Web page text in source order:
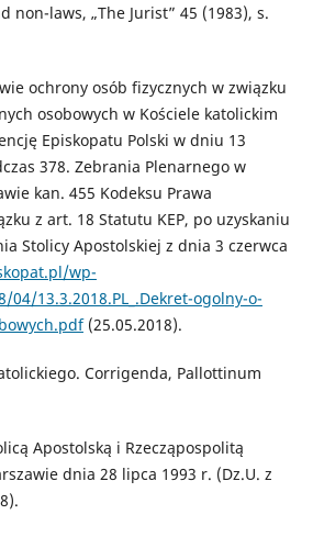
non-laws, „The Jurist” 45 (1983), s.
ochrony osób fizycznych w związku
osobowych w Kościele katolickim
Episkopatu Polski w dniu 13
378. Zebrania Plenarnego w
kan. 455 Kodeksu Prawa
z art. 18 Statutu KEP, po uzyskaniu
Stolicy Apostolskiej z dnia 3 czerwca
wp-
13.3.2018.PL_.Dekret-ogolny-o-
(25.05.2018).
Corrigenda, Pallottinum
Apostolską i Rzecząpospolitą
dnia 28 lipca 1993 r. (Dz.U. z